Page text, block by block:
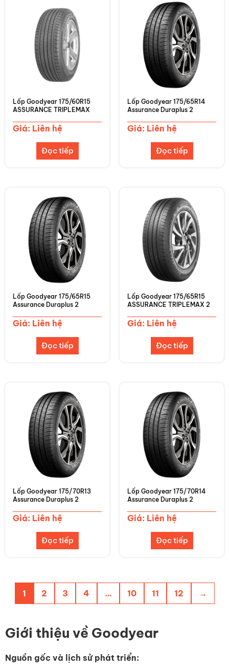
Lốp Goodyear 175/60R15
ASSURANCE TRIPLEMAX
Giá: Liên hệ
Đọc tiếp
Lốp Goodyear 175/65R14
Assurance Duraplus 2
Giá: Liên hệ
Đọc tiếp
Lốp Goodyear 175/65R15
Assurance Duraplus 2
Giá: Liên hệ
Đọc tiếp
Lốp Goodyear 175/65R15
ASSURANCE TRIPLEMAX 2
Giá: Liên hệ
Đọc tiếp
Lốp Goodyear 175/70R13
Assurance Duraplus 2
Giá: Liên hệ
Đọc tiếp
Lốp Goodyear 175/70R14
Assurance Duraplus 2
Giá: Liên hệ
Đọc tiếp
1 2 3 4 … 10 11 12 →
Giới thiệu về Goodyear
Nguồn gốc và lịch sử phát triển: